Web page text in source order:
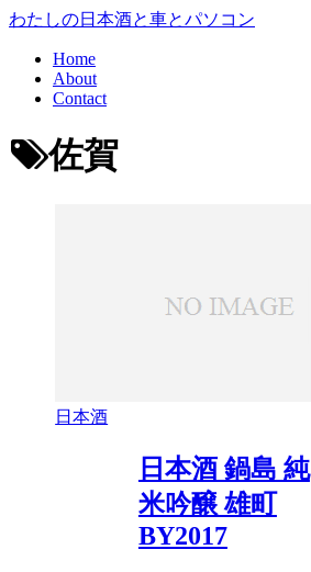
わたしの日本酒と車とパソコン
Home
About
Contact
佐賀
日本酒
日本酒 鍋島 純
米吟醸 雄町
BY2017